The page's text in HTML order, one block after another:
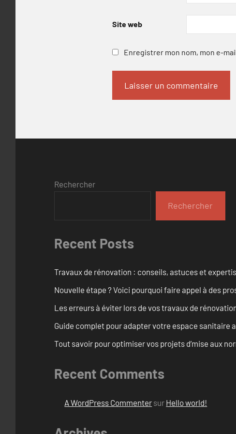
Site web
Enregistrer mon nom, mon e-
Rechercher
Rechercher
Recent Posts
Travaux de rénovation : conseils, astuces et
Nouvelle étape ? Voici pourquoi faire appel à des
Les erreurs à éviter lors de vos travaux de
Guide complet pour adapter votre espace sanitaire
Tout savoir pour optimiser vos projets d’mise aux
Recent Comments
A WordPress Commenter sur Hello world!